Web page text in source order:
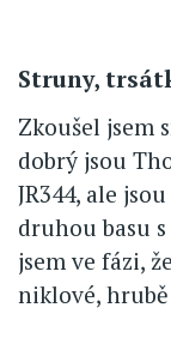
Struny,
Zkoušel jsem
dobrý jsou
JR344, ale
druhou basu
jsem ve fázi,
niklové,